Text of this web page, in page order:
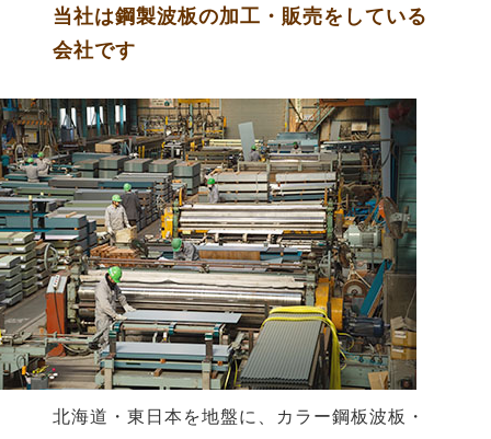
当社は鋼製波板の加工・販売をしている
会社です
北海道・東日本を地盤に、カラー鋼板波板・